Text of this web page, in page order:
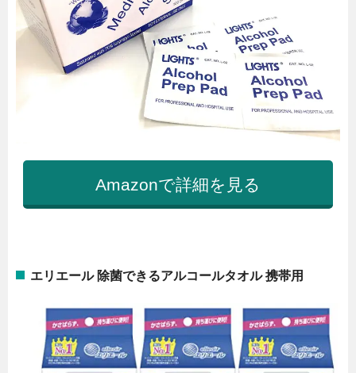
Amazonで詳細を見る
エリエール 除菌できるアルコールタオル 携帯用